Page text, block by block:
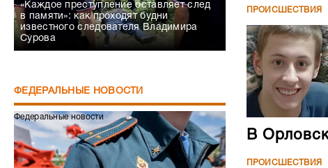
«Каждое преступление оставляет след
в памяти»: как проходят будни
известного следователя Владимира
Сурова
ФЕДЕРАЛЬНЫЕ НОВОСТИ
Федеральные новости
ПРОИСШЕСТВИЯ
В
ПРОИСШЕСТВИЯ